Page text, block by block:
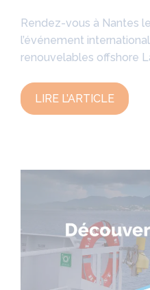
Rendez-vous à Nantes
l’événement
renouvelables offshore
LIRE L’ARTICLE